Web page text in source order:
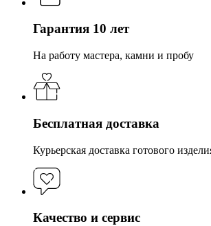
Гарантия 10 лет
На работу мастера, камни и пробу
Бесплатная доставка
Курьерская доставка готового
Качество и сервис